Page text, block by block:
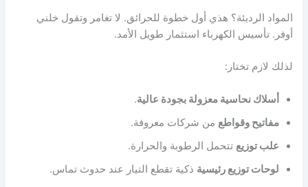
المواد الرديئة؟ هذي أول خطوة للحرائق. لا تغامر وتقول خلني
أوفر. تأسيس الكهرباء استثمار طويل الأمد.
لذلك لازم تختار:
أسلاك نحاسية معزولة بجودة عالية.
مفاتيح وقواطع من شركات معروفة.
علب توزيع تتحمل الرطوبة والحرارة.
لوحات توزيع رئيسية ذكية تقطع التيار عند حدوث تماس.